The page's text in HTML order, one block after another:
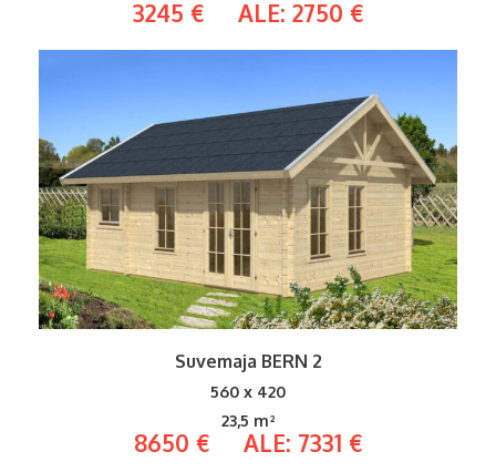
3245 € ALE: 2750 €
Suvemaja BERN 2
560 x 420
23,5 m²
8650 € ALE: 7331 €